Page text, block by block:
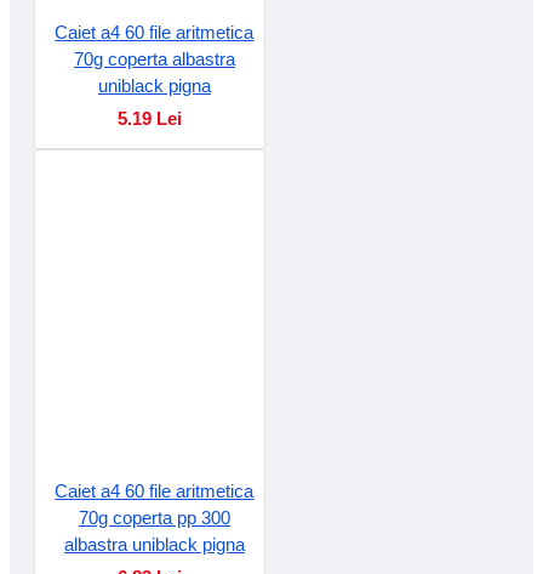
Caiet a4 60 file aritmetica
70g coperta albastra
uniblack pigna
5.19 Lei
Caiet a4 60 file aritmetica
70g coperta pp 300
albastra uniblack pigna